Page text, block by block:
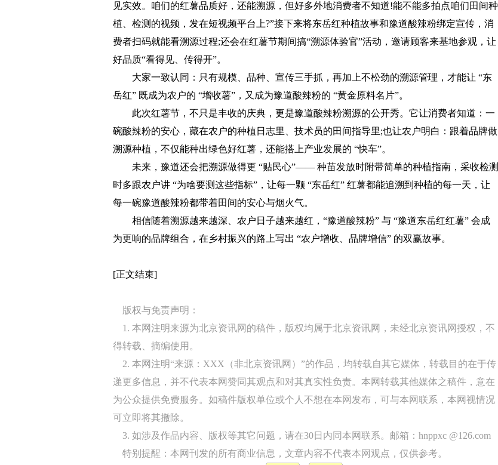
见实效。咱们的红薯品质好，还能溯源，但好多外地消费者不知道!能不能多拍点咱们田间种
植、检测的视频，发在短视频平台上?”接下来将东岳红种植故事和豫道酸辣粉绑定宣传，消
费者扫码就能看溯源过程;还会在红薯节期间搞“溯源体验官”活动，邀请顾客来基地参观，让
好品质“看得见、传得开”。
大家一致认同：只有规模、品种、宣传三手抓，再加上不松劲的溯源管理，才能让 “东
岳红” 既成为农户的 “增收薯”，又成为豫道酸辣粉的 “黄金原料名片”。
此次红薯节，不只是丰收的庆典，更是豫道酸辣粉溯源的公开秀。它让消费者知道：一
碗酸辣粉的安心，藏在农户的种植日志里、技术员的田间指导里;也让农户明白：跟着品牌做
溯源种植，不仅能种出绿色好红薯，还能搭上产业发展的 “快车”。
未来，豫道还会把溯源做得更 “贴民心”—— 种苗发放时附带简单的种植指南，采收检测
时多跟农户讲 “为啥要测这些指标”，让每一颗 “东岳红” 红薯都能追溯到种植的每一天，让
每一碗豫道酸辣粉都带着田间的安心与烟火气。
相信随着溯源越来越深、农户日子越来越红，“豫道酸辣粉” 与 “豫道东岳红红薯” 会成
为更响的品牌组合，在乡村振兴的路上写出 “农户增收、品牌增信” 的双赢故事。
[正文结束]
版权与免责声明：
1. 本网注明来源为北京资讯网的稿件，版权均属于北京资讯网，未经北京资讯网授权，不
得转载、摘编使用。
2. 本网注明“来源：XXX（非北京资讯网）”的作品，均转载自其它媒体，转载目的在于传
递更多信息，并不代表本网赞同其观点和对其真实性负责。本网转载其他媒体之稿件，意在
为公众提供免费服务。如稿件版权单位或个人不想在本网发布，可与本网联系，本网视情况
可立即将其撤除。
3. 如涉及作品内容、版权等其它问题，请在30日内同本网联系。邮箱：hnppxc @126.com
特别提醒：本网刊发的所有商业信息，文章内容不代表本网观点，仅供参考。